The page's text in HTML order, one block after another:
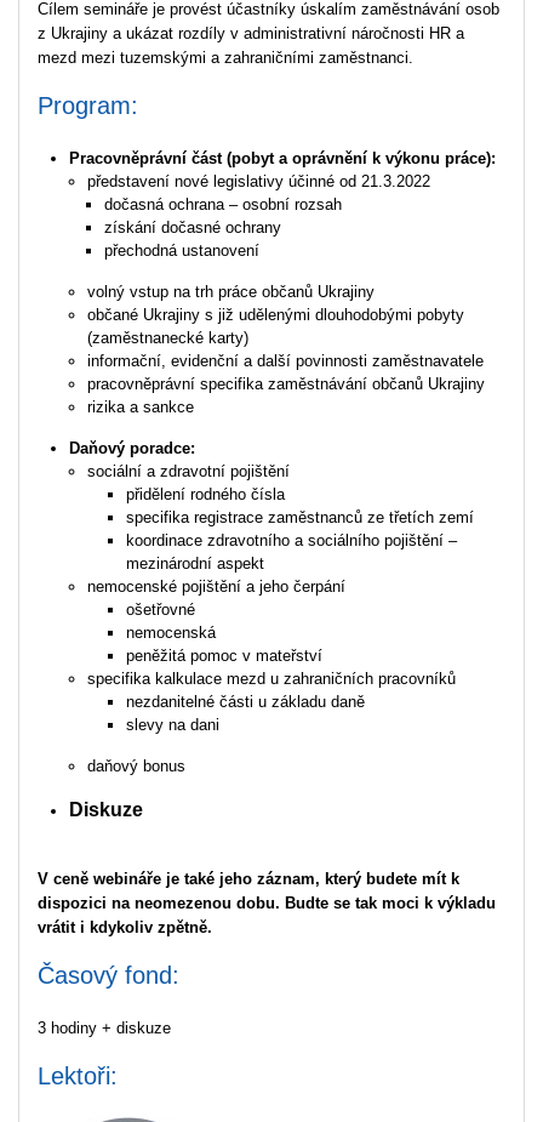
Cílem semináře je provést účastníky úskalím zaměstnávání osob
z Ukrajiny a ukázat rozdíly v administrativní náročnosti HR a
mezd mezi tuzemskými a zahraničními zaměstnanci.
Program:
Pracovněprávní část(pobyt a oprávnění k výkonu práce):
představení nové legislativy účinné od 21.3.2022
dočasná ochrana – osobní rozsah
získání dočasné ochrany
přechodná ustanovení
volný vstup na trh práce občanů Ukrajiny
občané Ukrajiny s již udělenými dlouhodobými pobyty
(zaměstnanecké karty)
informační, evidenční a další povinnosti zaměstnavatele
pracovněprávní specifika zaměstnávání občanů Ukrajiny
rizika a sankce
Daňový poradce:
sociální a zdravotní pojištění
přidělení rodného čísla
specifika registrace zaměstnanců ze třetích zemí
koordinace zdravotního a sociálního pojištění –
mezinárodní aspekt
nemocenské pojištění a jeho čerpání
ošetřovné
nemocenská
peněžitá pomoc v mateřství
specifika kalkulace mezd u zahraničních pracovníků
nezdanitelné části u základu daně
slevy na dani
daňový bonus
Diskuze
V ceně webináře je také jeho záznam, který budete mít k
dispozici na neomezenou dobu. Budte se tak moci k výkladu
vrátit i kdykoliv zpětně.
Časový fond:
3 hodiny + diskuze
Lektoři: